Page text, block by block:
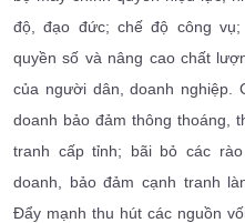
độ, đạo đức; chế độ công
quyền số và nâng cao chất
của người dân, doanh nghiệp.
doanh bảo đảm thông thoáng,
tranh cấp tỉnh; bãi bỏ các
doanh, bảo đảm cạnh tranh
Đẩy mạnh thu hút các nguồn